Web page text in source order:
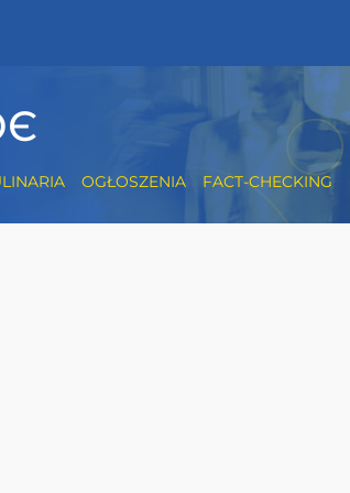
OGŁOSZENIA FACT-CHECKING